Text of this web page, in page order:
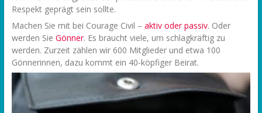
Respekt geprägt sein sollte.
Machen Sie mit bei Courage Civil – aktiv oder passiv. Oder
werden Sie Gönner. Es braucht viele, um schlagkräftig zu
werden. Zurzeit zählen wir 600 Mitglieder und etwa 100
Gönnerinnen, dazu kommt ein 40-köpfiger Beirat.